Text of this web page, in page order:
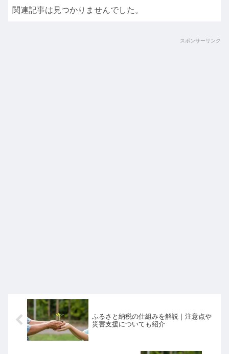
関連記事は見つかりませんでした。
スポンサーリンク
ふるさと納税の仕組みを解説｜注意点や
災害支援についても紹介